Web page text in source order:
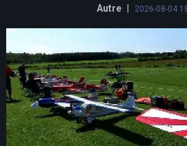
Autre 2026-08-04